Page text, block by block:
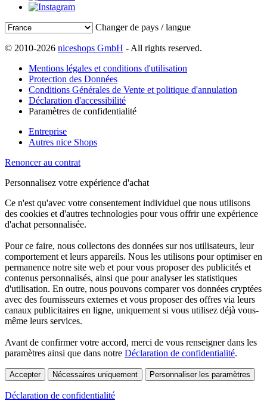
Changer de pays / langue
© 2010-2026 niceshops GmbH - All rights reserved.
Mentions légales et conditions d'utilisation
Protection des Données
Conditions Générales de Vente et politique d'annulation
Déclaration d'accessibilité
Paramètres de confidentialité
Entreprise
Autres nice Shops
Renoncer au contrat
Personnalisez votre expérience d'achat
Ce n'est qu'avec votre consentement individuel que nous utilisons
des cookies et d'autres technologies pour vous offrir une expérience
d'achat personnalisée.
Pour ce faire, nous collectons des données sur nos utilisateurs, leur
comportement et leurs appareils. Nous les utilisons pour optimiser en
permanence notre site web et pour vous proposer des publicités et
contenus personnalisés, ainsi que pour analyser les statistiques
d'utilisation. En outre, nous pouvons comparer vos données cryptées
avec des fournisseurs externes et vous proposer des offres via leurs
canaux publicitaires en ligne, uniquement si vous utilisez déjà vous-
même leurs services.
Avant de confirmer votre accord, merci de vous renseigner dans les
paramètres ainsi que dans notre Déclaration de confidentialité.
Accepter Nécessaires uniquement Personnaliser les paramètres
Déclaration de confidentialité